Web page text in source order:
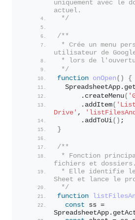
uniquement avec le
actuel.
*/
/**
* Crée un menu
utilisateur de
* lors de
*/
function onOpen ( )
{
  SpreadsheetApp.
      .
createMenu(
      .
addItem(
Drive' ,
      .
addToUi( ) ;
}
/**
* Fonction
fichiers et dossiers.
* Elle identifie le
Sheet et lance le
*/
function
const ss =
SpreadsheetApp.